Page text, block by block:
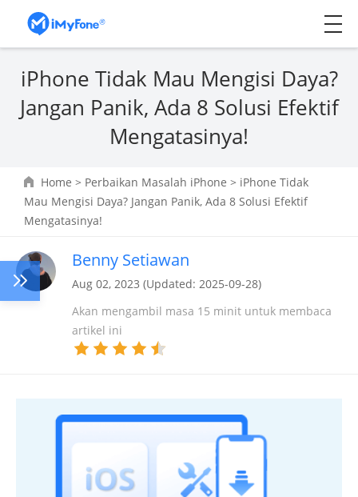
iPhone Tidak Mau Mengisi Daya?
Jangan Panik, Ada 8 Solusi Efektif
Mengatasinya!
Home > Perbaikan Masalah iPhone > iPhone Tidak
Mau Mengisi Daya? Jangan Panik, Ada 8 Solusi Efektif
Mengatasinya!
Benny Setiawan
Aug 02, 2023 (Updated: 2025-09-28)
Akan mengambil masa 15 minit untuk membaca
artikel ini